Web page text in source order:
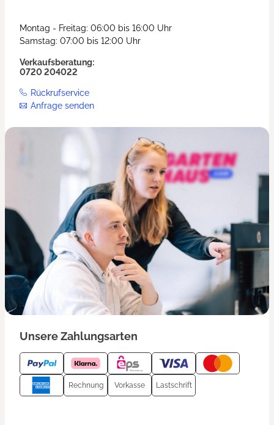
Montag - Freitag: 06:00 bis 16:00 Uhr
Samstag: 07:00 bis 12:00 Uhr
Verkaufsberatung:
0720 204022
Rückrufservice
Anfrage senden
Unsere Zahlungsarten
Rechnung Vorkasse Lastschrift